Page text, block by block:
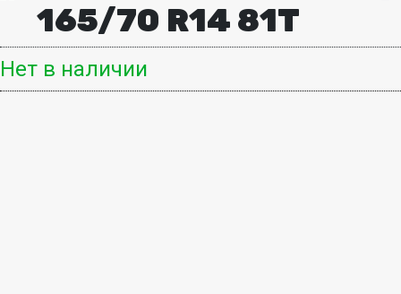
165/70 R14 81T
Нет в наличии